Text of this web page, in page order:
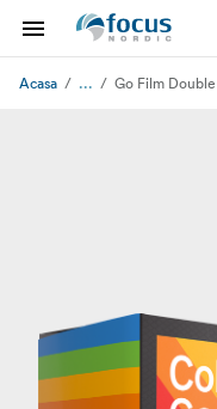
Acasa ... Go Film Double